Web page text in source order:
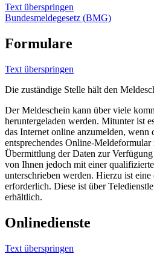
Text überspringen
Bundesmeldegesetz (BMG)
Formulare
Text überspringen
Die zuständige Stelle hält den
Der Meldeschein kann über viele
heruntergeladen werden. Mitunter ist
das Internet online anzumelden, wenn
entsprechendes Online-
Übermittlung der Daten zur
von Ihnen jedoch mit einer
unterschrieben werden. Hierzu ist eine
erforderlich. Diese ist über
erhältlich.
Onlinedienste
Text überspringen